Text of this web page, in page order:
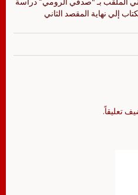
إلي نهاية المقصد الثاني
تعليقاً.